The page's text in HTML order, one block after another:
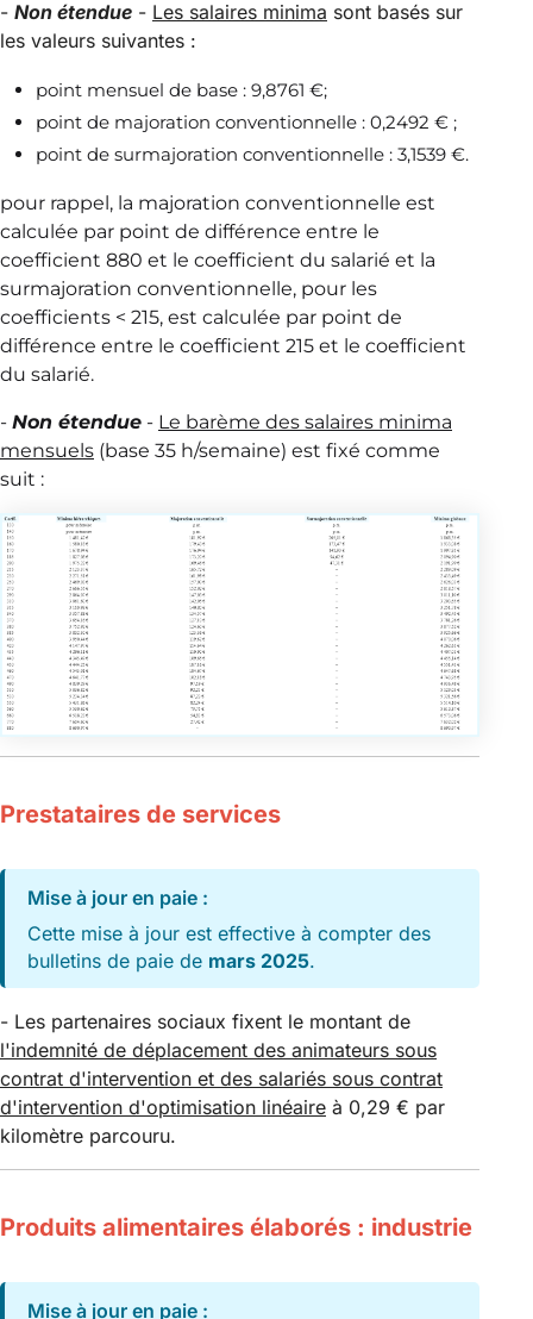
- Non étendue - Les salaires minima sont basés sur
les valeurs suivantes :
point mensuel de base : 9,8761 €;
point de majoration conventionnelle : 0,2492 € ;
point de surmajoration conventionnelle : 3,1539 €.
pour rappel, la majoration conventionnelle est
calculée par point de différence entre le
coefficient 880 et le coefficient du salarié et la
surmajoration conventionnelle, pour les
coefficients < 215, est calculée par point de
différence entre le coefficient 215 et le coefficient
du salarié.
- Non étendue - Le barème des salaires minima
mensuels (base 35 h/semaine) est fixé comme
suit :
Prestataires de services
Mise à jour en paie :
Cette mise à jour est effective à compter des
bulletins de paie de mars 2025.
- Les partenaires sociaux fixent le montant de
l'indemnité de déplacement des animateurs sous
contrat d'intervention et des salariés sous contrat
d'intervention d'optimisation linéaire à 0,29 € par
kilomètre parcouru.
Produits alimentaires élaborés : industrie
Mise à jour en paie :